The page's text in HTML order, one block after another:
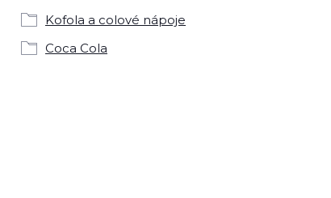
Kofola a colové nápoje
Coca Cola